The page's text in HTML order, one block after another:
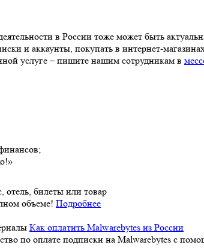
в России тоже может быть
и аккаунты, покупать в интернет-
услуге – пишите нашим сотрудникам в
билеты или товар
объеме! Подробнее
Как оплатить Malwarebytes из России
по оплате подписки на Malwarebytes с